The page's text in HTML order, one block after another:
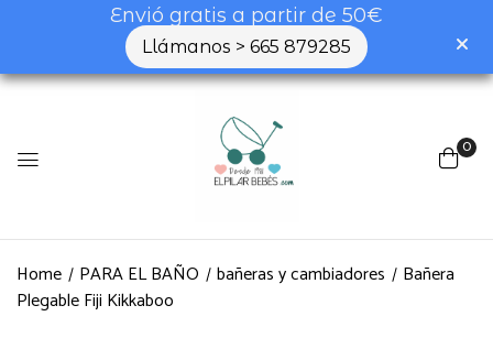
Envió gratis a partir de 50€
Llámanos > 665 879285
0
Home PARA EL BAÑO bañeras y cambiadores
Bañera
Plegable Fiji Kikkaboo